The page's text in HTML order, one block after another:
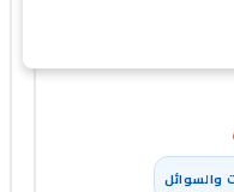
والسوائل